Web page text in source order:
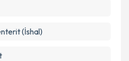
(İshal)